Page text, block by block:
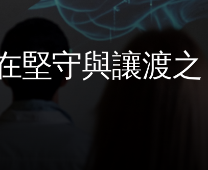
堅守與讓渡之